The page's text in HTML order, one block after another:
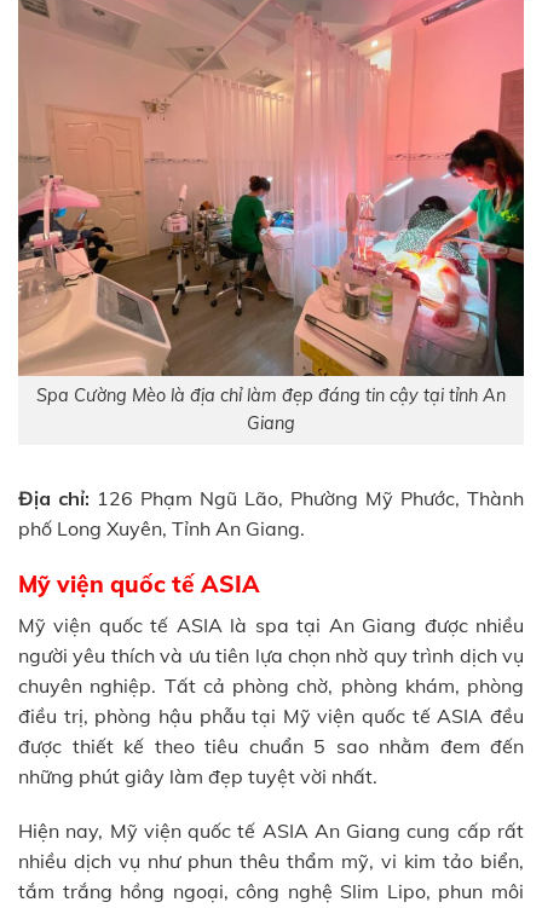
Spa Cường Mèo là địa chỉ làm đẹp đáng tin cậy tại tỉnh An
Giang
Địa chỉ: 126 Phạm Ngũ Lão, Phường Mỹ Phước, Thành
phố Long Xuyên, Tỉnh An Giang.
Mỹ viện quốc tế ASIA
Mỹ viện quốc tế ASIA là spa tại An Giang được nhiều
người yêu thích và ưu tiên lựa chọn nhờ quy trình dịch vụ
chuyên nghiệp. Tất cả phòng chờ, phòng khám, phòng
điều trị, phòng hậu phẫu tại Mỹ viện quốc tế ASIA đều
được thiết kế theo tiêu chuẩn 5 sao nhằm đem đến
những phút giây làm đẹp tuyệt vời nhất.
Hiện nay, Mỹ viện quốc tế ASIA An Giang cung cấp rất
nhiều dịch vụ như phun thêu thẩm mỹ, vi kim tảo biển,
tắm trắng hồng ngoại, công nghệ Slim Lipo, phun môi